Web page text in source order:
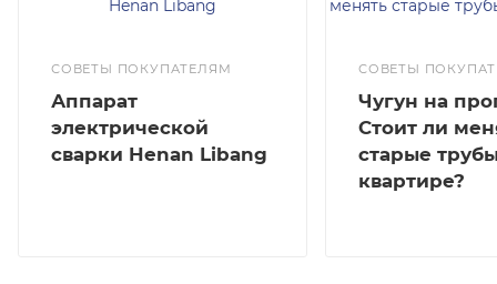
СОВЕТЫ ПОКУПАТЕЛЯМ
Аппарат
электрической
сварки Henan Libang
СОВЕТЫ
Чугун на
Стоит ли
старые
квартире?